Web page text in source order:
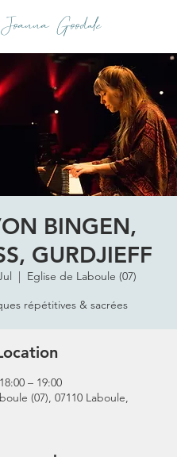
Joanna Goodale
BINGEN,
GURDJIEFF
  |
Eglise de Laboule (07)
répétitives & sacrées
– 19:00
(07), 07110 Laboule,